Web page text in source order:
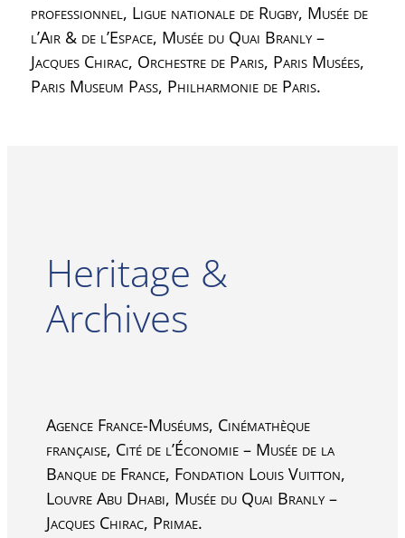
professionnel, Ligue nationale de Rugby, Musée de
l’Air & de l’Espace, Musée du Quai Branly –
Jacques Chirac, Orchestre de Paris, Paris Musées,
Paris Museum Pass, Philharmonie de Paris.
Heritage &
Archives
Agence France-Muséums, Cinémathèque
française, Cité de l’Économie – Musée de la
Banque de France, Fondation Louis Vuitton,
Louvre Abu Dhabi, Musée du Quai Branly –
Jacques Chirac, Primae.